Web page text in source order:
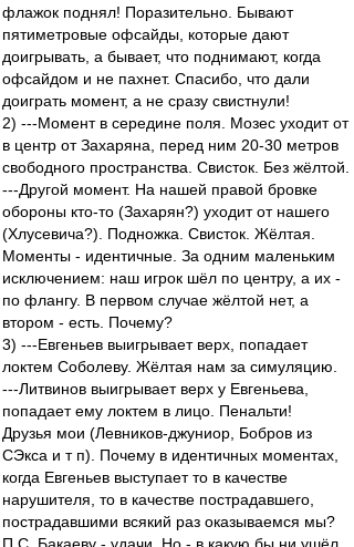
флажок поднял! Поразительно. Бывают
пятиметровые офсайды, которые дают
доигрывать, а бывает, что поднимают, когда
офсайдом и не пахнет. Спасибо, что дали
доиграть момент, а не сразу свистнули!
2) ---Момент в середине поля. Мозес уходит от
в центр от Захаряна, перед ним 20-30 метров
свободного пространства. Свисток. Без жёлтой.
---Другой момент. На нашей правой бровке
обороны кто-то (Захарян?) уходит от нашего
(Хлусевича?). Подножка. Свисток. Жёлтая.
Моменты - идентичные. За одним маленьким
исключением: наш игрок шёл по центру, а их -
по флангу. В первом случае жёлтой нет, а
втором - есть. Почему?
3) ---Евгеньев выигрывает верх, попадает
локтем Соболеву. Жёлтая нам за симуляцию.
---Литвинов выигрывает верх у Евгеньева,
попадает ему локтем в лицо. Пенальти!
Друзья мои (Левников-джуниор, Бобров из
СЭкса и т п). Почему в идентичных моментах,
когда Евгеньев выступает то в качестве
нарушителя, то в качестве пострадавшего,
пострадавшими всякий раз оказываемся мы?